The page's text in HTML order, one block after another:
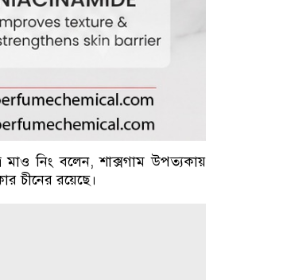
মাও নিং বলেন, শাক্সগাম উপত্যকায়
চীনের রয়েছে।